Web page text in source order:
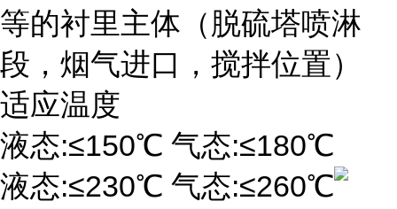
等的衬里主体（脱硫塔喷淋
段，烟气进口，搅拌位置）
适应温度
液态:≤150℃ 气态:≤180℃
液态:≤230℃ 气态:≤260℃